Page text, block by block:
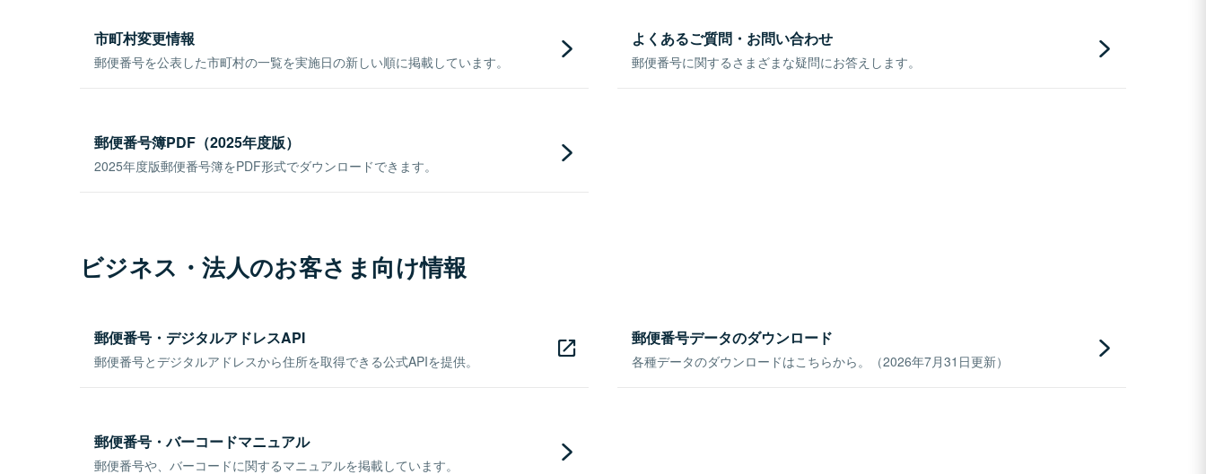
市町村変更情報
郵便番号を公表した市町村の一覧を実施日の新しい順に掲載しています。
よくあるご質問・お問い合わせ
郵便番号に関するさまざまな疑問にお答えします。
郵便番号簿PDF（2025年度版）
2025年度版郵便番号簿をPDF形式でダウンロードできます。
ビジネス・法人のお客さま向け情報
郵便番号・デジタルアドレスAPI
郵便番号とデジタルアドレスから住所を取得できる公式APIを提供。
郵便番号データのダウンロード
各種データのダウンロードはこちらから。（2026年7月31日更新）
郵便番号・バーコードマニュアル
郵便番号や、バーコードに関するマニュアルを掲載しています。